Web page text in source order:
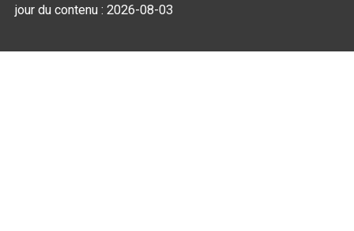
jour du contenu :2026-08-03